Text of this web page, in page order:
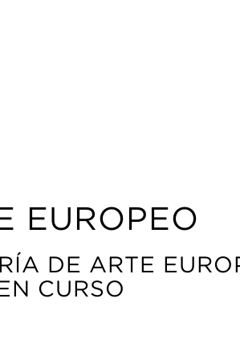
EUROPEO
DE ARTE
CURSO